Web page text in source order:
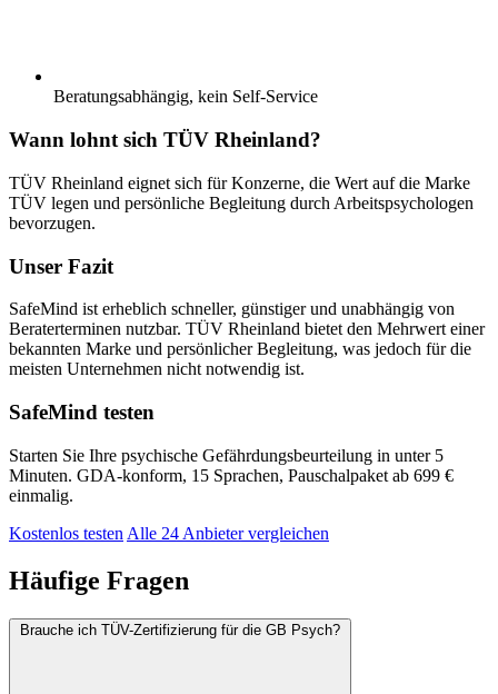
Beratungsabhängig, kein Self-Service
Wann lohnt sich TÜV Rheinland?
TÜV Rheinland eignet sich für Konzerne, die Wert auf die Marke
TÜV legen und persönliche Begleitung durch Arbeitspsychologen
bevorzugen.
Unser Fazit
SafeMind ist erheblich schneller, günstiger und unabhängig von
Beraterterminen nutzbar. TÜV Rheinland bietet den Mehrwert einer
bekannten Marke und persönlicher Begleitung, was jedoch für die
meisten Unternehmen nicht notwendig ist.
SafeMind testen
Starten Sie Ihre psychische Gefährdungsbeurteilung in unter 5
Minuten. GDA-konform, 15 Sprachen, Pauschalpaket ab 699 €
einmalig.
Kostenlos testen Alle 24 Anbieter vergleichen
Häufige Fragen